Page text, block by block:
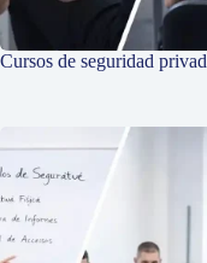
Cursos de seguridad